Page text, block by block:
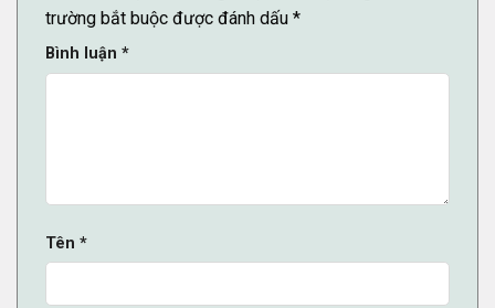
trường bắt buộc được đánh dấu *
Bình luận *
Tên *